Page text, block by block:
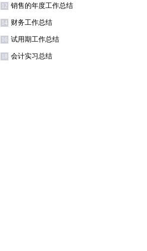
结集锦9篇
12 销售的年度工作总结
四篇
14 财务工作总结
16 试用期工作总结
18 会计实习总结